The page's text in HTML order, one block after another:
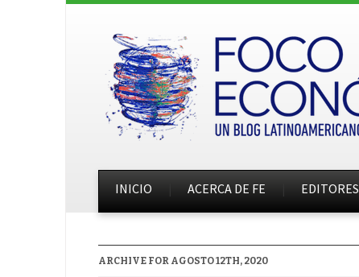
INICIO ACERCA DE FE EDITORES
ARCHIVE FOR AGOSTO 12TH, 2020